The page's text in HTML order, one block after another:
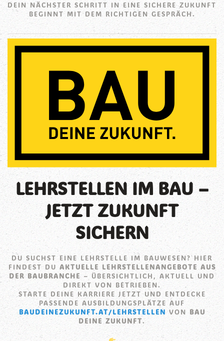
DEIN NÄCHSTER SCHRITT IN EINE SICHERE ZUKUNFT
BEGINNT MIT DEM RICHTIGEN GESPRÄCH.
LEHRSTELLEN IM BAU –
JETZT ZUKUNFT
SICHERN
DU SUCHST EINE LEHRSTELLE IM BAUWESEN? HIER
FINDEST DU AKTUELLE LEHRSTELLENANGEBOTE AUS
DER BAUBRANCHE – ÜBERSICHTLICH, AKTUELL UND
DIREKT VON BETRIEBEN.
STARTE DEINE KARRIERE JETZT UND ENTDECKE
PASSENDE AUSBILDUNGSPLÄTZE AUF
BAUDEINEZUKUNFT.AT/LEHRSTELLEN VON BAU
DEINE ZUKUNFT.